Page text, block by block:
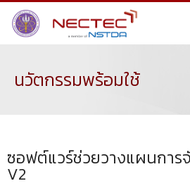
นวัตกรรมพร้อมใช้
ซอฟต์แวร์ช่วยวางแผนกา
V2